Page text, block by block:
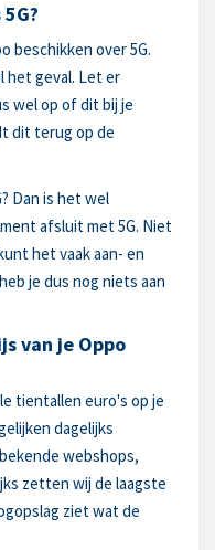
beschikken over 5G.
het geval. Let er
wel op of dit bij je
dit terug op de
Dan is het wel
afsluit met 5G. Niet
het vaak aan- en
je dus nog niets aan
van je Oppo
tientallen euro's op je
dagelijks
webshops,
zetten wij de laagste
ziet wat de